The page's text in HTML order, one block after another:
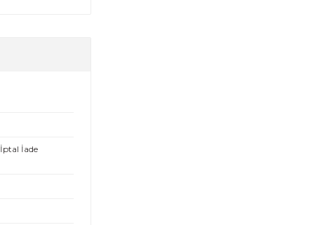
İade